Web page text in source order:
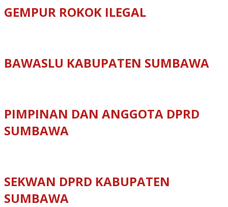
GEMPUR ROKOK ILEGAL
BAWASLU KABUPATEN SUMBAWA
PIMPINAN DAN ANGGOTA DPRD
SUMBAWA
SEKWAN DPRD KABUPATEN
SUMBAWA